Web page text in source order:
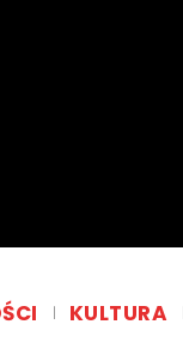
KULTURA